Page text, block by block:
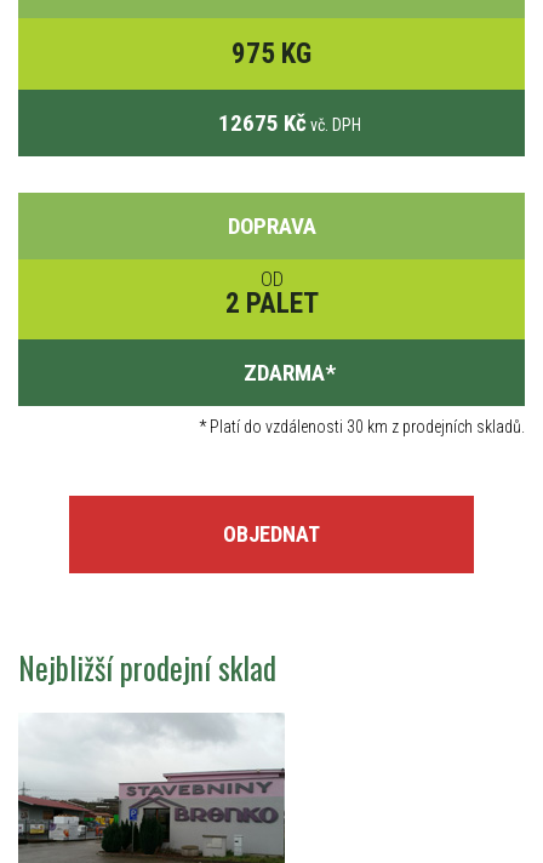
975 KG
12675 Kč vč. DPH
DOPRAVA
OD
2 PALET
ZDARMA*
*Platí do vzdálenosti 30 km z prodejních skladů.
OBJEDNAT
Nejbližší prodejní sklad